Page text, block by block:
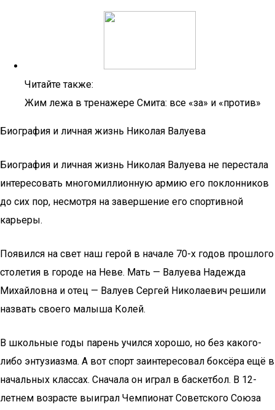
Читайте также:
Жим лежа в тренажере Смита: все «за» и «против»
Биография и личная жизнь Николая Валуева
Биография и личная жизнь Николая Валуева не перестала
интересовать многомиллионную армию его поклонников
до сих пор, несмотря на завершение его спортивной
карьеры.
Появился на свет наш герой в начале 70-х годов прошлого
столетия в городе на Неве. Мать — Валуева Надежда
Михайловна и отец — Валуев Сергей Николаевич решили
назвать своего малыша Колей.
В школьные годы парень учился хорошо, но без какого-
либо энтузиазма. А вот спорт заинтересовал боксёра ещё в
начальных классах. Сначала он играл в баскетбол. В 12-
летнем возрасте выиграл Чемпионат Советского Союза